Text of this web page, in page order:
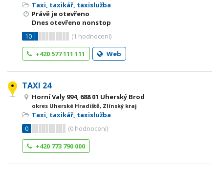
Taxi, taxikář, taxislužba
Právě je otevřeno
Dnes otevřeno nonstop
10
(1 hodnocení)
+420 577 111 111
Web
TAXI 24
Horní Valy 994, 688 01 Uherský Brod
okres Uherské Hradiště, Zlínský kraj
Taxi, taxikář, taxislužba
0
(0 hodnocení)
+420 773 790 000